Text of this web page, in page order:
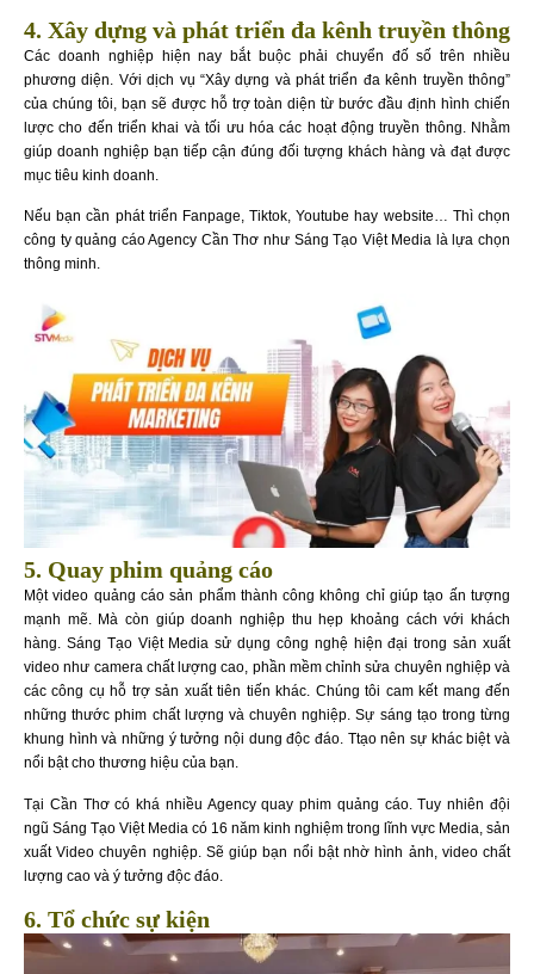
4. Xây dựng và phát triển đa kênh truyền thông
Các doanh nghiệp hiện nay bắt buộc phải chuyển đố số trên nhiều
phương diện. Với dịch vụ “Xây dựng và phát triển đa kênh truyền thông”
của chúng tôi, bạn sẽ được hỗ trợ toàn diện từ bước đầu định hình chiến
lược cho đến triển khai và tối ưu hóa các hoạt động truyền thông. Nhằm
giúp doanh nghiệp bạn tiếp cận đúng đối tượng khách hàng và đạt được
mục tiêu kinh doanh.
Nếu bạn cần phát triển Fanpage, Tiktok, Youtube hay website… Thì chọn
công ty quảng cáo Agency Cần Thơ như Sáng Tạo Việt Media là lựa chọn
thông minh.
5. Quay phim quảng cáo
Một video quảng cáo sản phẩm thành công không chỉ giúp tạo ấn tượng
mạnh mẽ. Mà còn giúp doanh nghiệp thu hẹp khoảng cách với khách
hàng. Sáng Tạo Việt Media sử dụng công nghệ hiện đại trong sản xuất
video như camera chất lượng cao, phần mềm chỉnh sửa chuyên nghiệp và
các công cụ hỗ trợ sản xuất tiên tiến khác. Chúng tôi cam kết mang đến
những thước phim chất lượng và chuyên nghiệp. Sự sáng tạo trong từng
khung hình và những ý tưởng nội dung độc đáo. Ttạo nên sự khác biệt và
nổi bật cho thương hiệu của bạn.
Tại Cần Thơ có khá nhiều Agency quay phim quảng cáo. Tuy nhiên đội
ngũ Sáng Tạo Việt Media có 16 năm kinh nghiệm trong lĩnh vực Media, sản
xuất Video chuyên nghiệp. Sẽ giúp bạn nổi bật nhờ hình ảnh, video chất
lượng cao và ý tưởng độc đáo.
6. Tổ chức sự kiện